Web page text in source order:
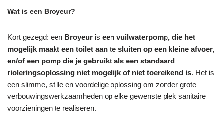
Wat is een Broyeur?
Kort gezegd: een Broyeur is een vuilwaterpomp, die het
mogelijk maakt een toilet aan te sluiten op een kleine afvoer,
en/of een pomp die je gebruikt als een standaard
rioleringsoplossing niet mogelijk of niet toereikend is. Het is
een slimme, stille en voordelige oplossing om zonder grote
verbouwingswerkzaamheden op elke gewenste plek sanitaire
voorzieningen te realiseren.